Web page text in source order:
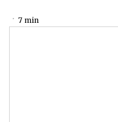
7 min